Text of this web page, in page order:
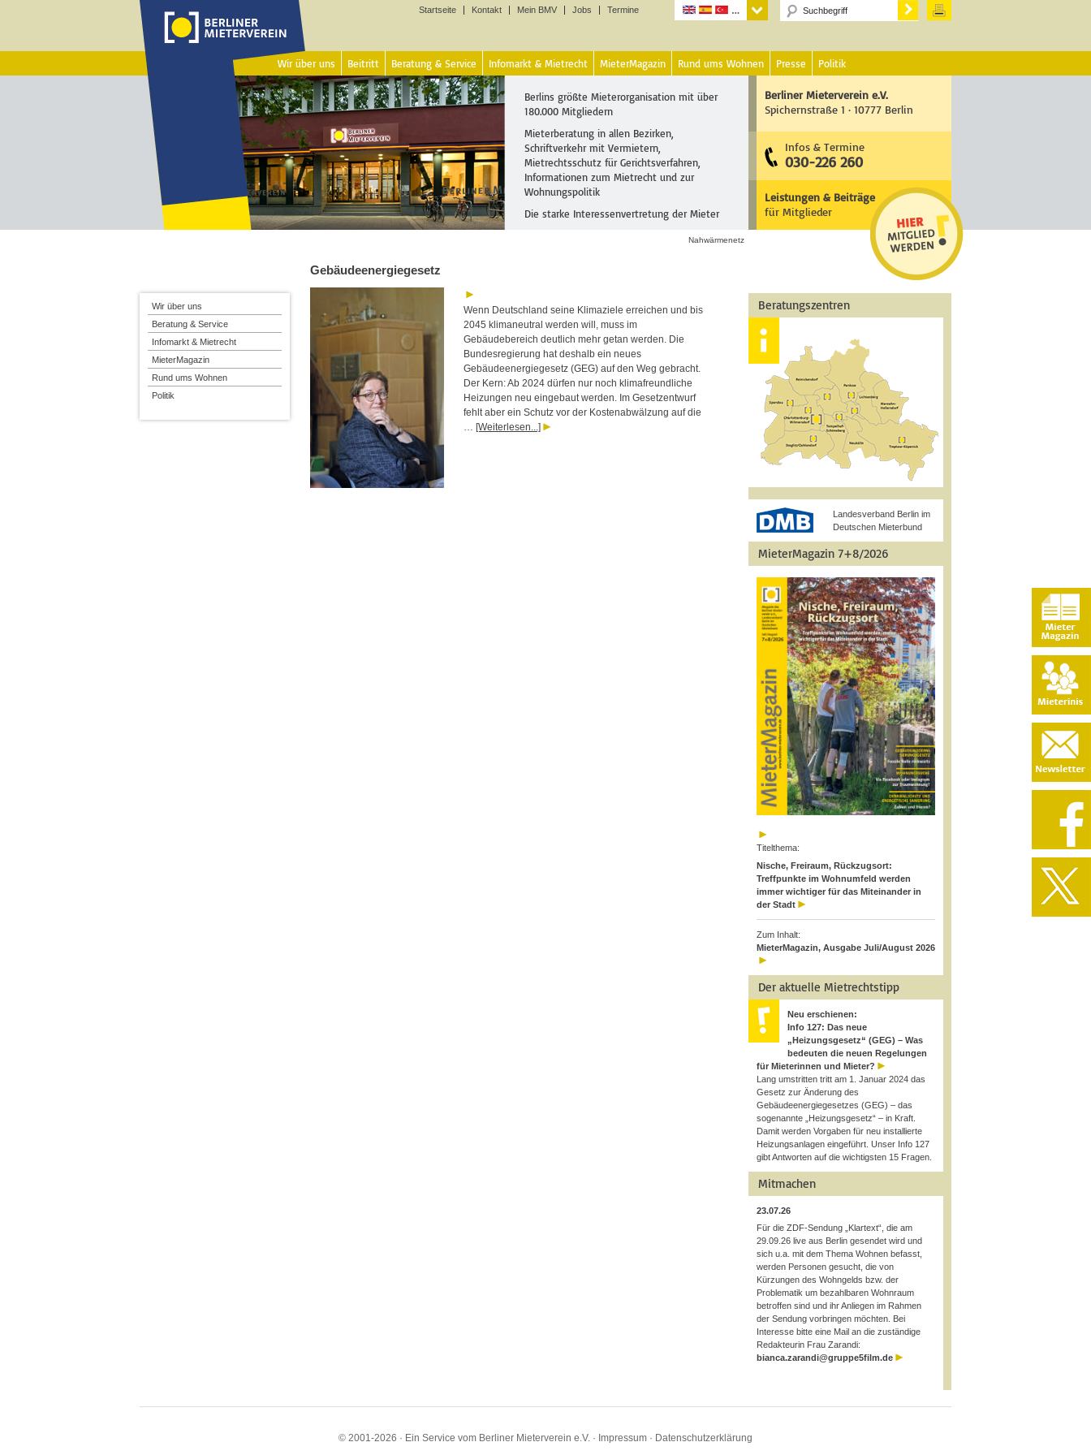
Startseite Kontakt Mein BMV Jobs Termine
Wir über uns Beitritt Beratung & Service Infomarkt & Mietrecht MieterMagazin Rund ums Wohnen Presse Politik
Berlins größte Mieterorganisation mit über
180.000 Mitgliedern
Mieterberatung in allen Bezirken,
Schriftverkehr mit Vermietern,
Mietrechtsschutz für Gerichtsverfahren,
Informationen zum Mietrecht und zur
Wohnungspolitik
Die starke Interessenvertretung der Mieter
Berliner Mieterverein e.V.
Spichernstraße 1 · 10777 Berlin
Infos & Termine
030-226 260
Leistungen & Beiträge
für Mitglieder
Nahwärmenetz
Gebäudeenergiegesetz
Wenn Deutschland seine Klimaziele erreichen und bis
2045 klimaneutral werden will, muss im
Gebäudebereich deutlich mehr getan werden. Die
Bundesregierung hat deshalb ein neues
Gebäudeenergiegesetz (GEG) auf den Weg gebracht.
Der Kern: Ab 2024 dürfen nur noch klimafreundliche
Heizungen neu eingebaut werden. Im Gesetzentwurf
fehlt aber ein Schutz vor der Kostenabwälzung auf die
… [Weiterlesen...]
Beratungszentren
Landesverband Berlin im
Deutschen Mieterbund
MieterMagazin 7+8/2026
Titelthema:
Nische, Freiraum, Rückzugsort:
Treffpunkte im Wohnumfeld werden
immer wichtiger für das Miteinander in
der Stadt
Zum Inhalt:
MieterMagazin, Ausgabe Juli/August 2026
Der aktuelle Mietrechtstipp
Neu erschienen:
Info 127: Das neue
„Heizungsgesetz“ (GEG) – Was
bedeuten die neuen Regelungen
für Mieterinnen und Mieter?
Lang umstritten tritt am 1. Januar 2024 das
Gesetz zur Änderung des
Gebäudeenergiegesetzes (GEG) – das
sogenannte „Heizungsgesetz“ – in Kraft.
Damit werden Vorgaben für neu installierte
Heizungsanlagen eingeführt. Unser Info 127
gibt Antworten auf die wichtigsten 15 Fragen.
Mitmachen
23.07.26
Für die ZDF-Sendung „Klartext“, die am
29.09.26 live aus Berlin gesendet wird und
sich u.a. mit dem Thema Wohnen befasst,
werden Personen gesucht, die von
Kürzungen des Wohngelds bzw. der
Problematik um bezahlbaren Wohnraum
betroffen sind und ihr Anliegen im Rahmen
der Sendung vorbringen möchten. Bei
Interesse bitte eine Mail an die zuständige
Redakteurin Frau Zarandi:
bianca.zarandi@gruppe5film.de
Wir über uns
Beratung & Service
Infomarkt & Mietrecht
MieterMagazin
Rund ums Wohnen
Politik
© 2001-2026 · Ein Service vom Berliner Mieterverein e.V. · Impressum · Datenschutzerklärung